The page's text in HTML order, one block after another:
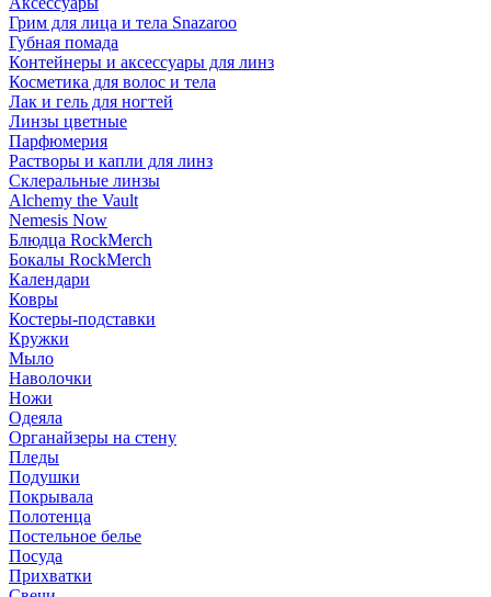
Грим для лица и тела Snazaroo
Губная помада
Контейнеры и аксессуары для линз
Косметика для волос и тела
Лак и гель для ногтей
Линзы цветные
Парфюмерия
Растворы и капли для линз
Склеральные линзы
Alchemy the Vault
Nemesis Now
Блюдца RockMerch
Бокалы RockMerch
Календари
Ковры
Костеры-подставки
Кружки
Мыло
Наволочки
Ножи
Одеяла
Органайзеры на стену
Пледы
Подушки
Покрывала
Полотенца
Постельное белье
Посуда
Прихватки